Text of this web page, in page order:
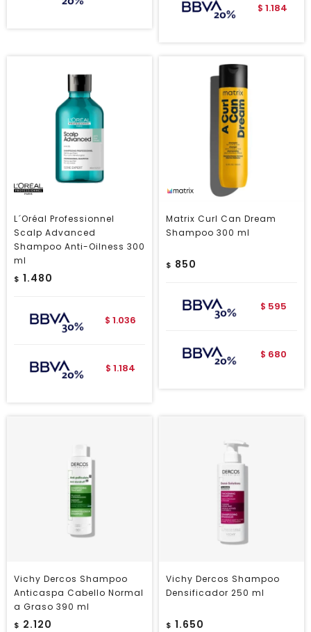
$ 1.184
L´Oréal Professionnel
Scalp Advanced
Shampoo Anti-Oilness 300
ml
$ 1.480
$ 1.036
$ 1.184
Matrix Curl Can Dream
Shampoo 300 ml
$ 850
$ 595
$ 680
Vichy Dercos Shampoo
Anticaspa Cabello Normal
a Graso 390 ml
$ 2.120
Vichy Dercos Shampoo
Densificador 250 ml
$ 1.650